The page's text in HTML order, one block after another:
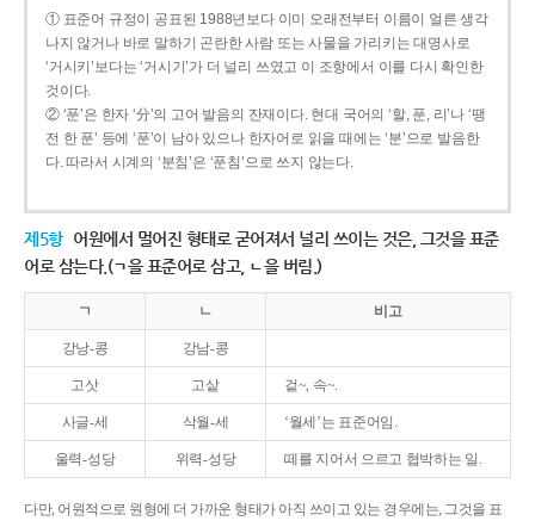
① 표준어 규정이 공표된 1988년보다 이미 오래전부터 이름이 얼른 생각
나지 않거나 바로 말하기 곤란한 사람 또는 사물을 가리키는 대명사로
‘거시키’보다는 ‘거시기’가 더 널리 쓰였고 이 조항에서 이를 다시 확인한
것이다.
② ‘푼’은 한자 ‘分’의 고어 발음의 잔재이다. 현대 국어의 ‘할, 푼, 리’나 ‘땡
전 한 푼’ 등에 ‘푼’이 남아 있으나 한자어로 읽을 때에는 ‘분’으로 발음한
다. 따라서 시계의 ‘분침’은 ‘푼침’으로 쓰지 않는다.
제5항 어원에서 멀어진 형태로 굳어져서 널리 쓰이는 것은, 그것을 표준
어로 삼는다.(ㄱ을 표준어로 삼고, ㄴ을 버림.)
ㄱ ㄴ 비고
강낭-콩 강남-콩
고삿 고샅 겉~, 속~.
사글-세 삭월-세 ‘월세’는 표준어임.
울력-성당 위력-성당 떼를 지어서 으르고 협박하는 일.
다만, 어원적으로 원형에 더 가까운 형태가 아직 쓰이고 있는 경우에는, 그것을 표